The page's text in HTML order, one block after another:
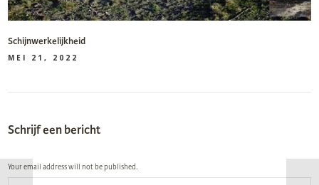
Schijnwerkelijkheid
MEI 21, 2022
Schrijf een bericht
Your email address will not be published.